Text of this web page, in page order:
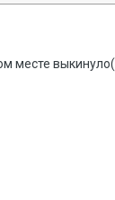
месте выкинуло(